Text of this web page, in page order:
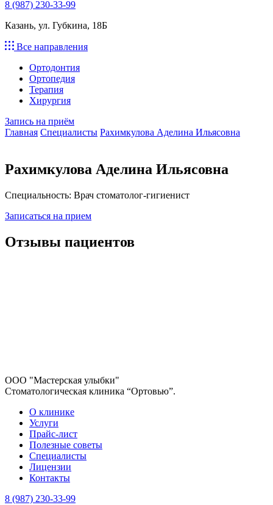
8 (987) 230-33-99
Казань, ул. Губкина, 18Б
Все направления
Ортодонтия
Ортопедия
Терапия
Хирургия
Запись на приём
Главная Специалисты Рахимкулова Аделина Ильясовна
Рахимкулова Аделина Ильясовна
Специальность: Врач стоматолог-гигиенист
Записаться на прием
Отзывы пациентов
ООО "Мастерская улыбки"
Стоматологическая клиника “Ортовью”.
О клинике
Услуги
Прайс-лист
Полезные советы
Специалисты
Лицензии
Контакты
8 (987) 230-33-99